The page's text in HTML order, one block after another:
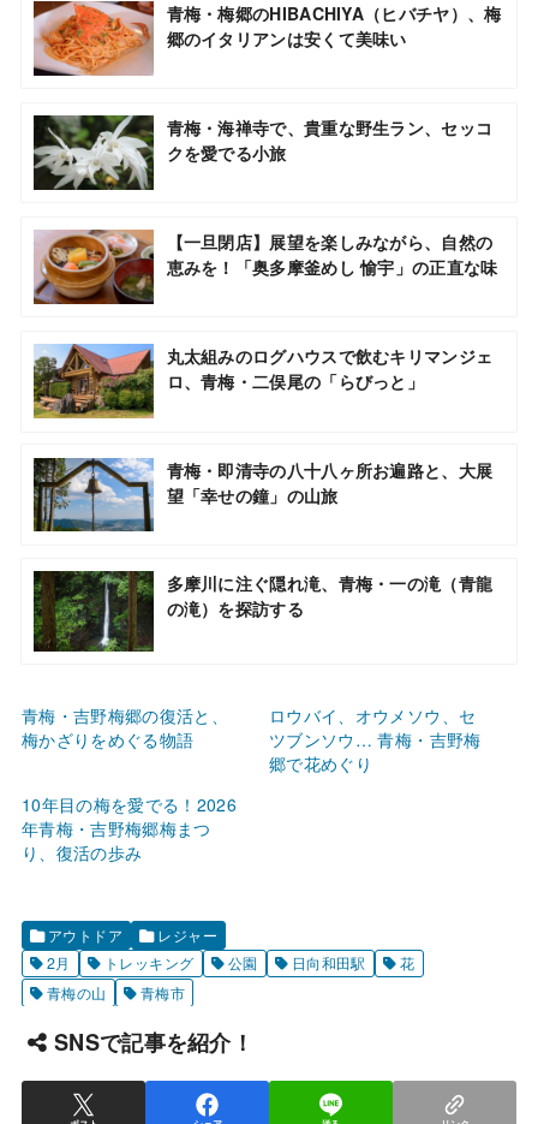
青梅・梅郷のHIBACHIYA（ヒバチヤ）、梅
郷のイタリアンは安くて美味い
青梅・海禅寺で、貴重な野生ラン、セッコ
クを愛でる小旅
【一旦閉店】展望を楽しみながら、自然の
恵みを！「奥多摩釜めし 愉宇」の正直な味
丸太組みのログハウスで飲むキリマンジェ
ロ、青梅・二俣尾の「らびっと」
青梅・即清寺の八十八ヶ所お遍路と、大展
望「幸せの鐘」の山旅
多摩川に注ぐ隠れ滝、青梅・一の滝（青龍
の滝）を探訪する
青梅・吉野梅郷の復活と、
梅かざりをめぐる物語
ロウバイ、オウメソウ、セ
ツブンソウ… 青梅・吉野梅
郷で花めぐり
10年目の梅を愛でる！2026
年青梅・吉野梅郷梅まつ
り、復活の歩み
アウトドア
レジャー
2月
トレッキング 公園 日向和田駅
花
青梅の山
青梅市
SNSで記事を紹介！